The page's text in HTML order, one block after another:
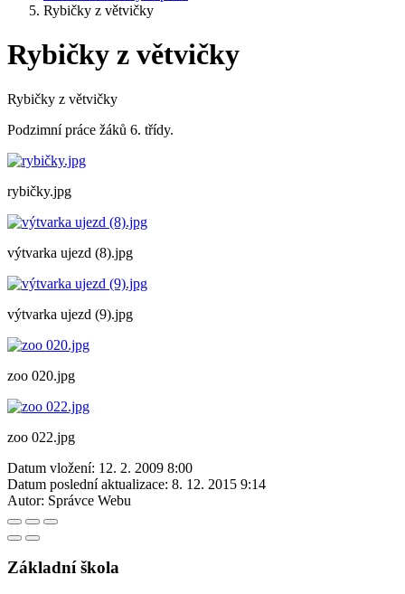
Rybičky z větvičky
Rybičky z větvičky
Rybičky z větvičky
Podzimní práce žáků 6. třídy.
rybičky.jpg
výtvarka ujezd (8).jpg
výtvarka ujezd (9).jpg
zoo 020.jpg
zoo 022.jpg
Datum vložení: 12. 2. 2009 8:00
Datum poslední aktualizace: 8. 12. 2015 9:14
Autor: Správce Webu
Základní škola